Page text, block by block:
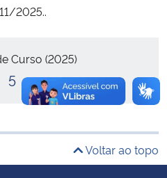
2025..
Curso (2025)
5
Voltar ao topo